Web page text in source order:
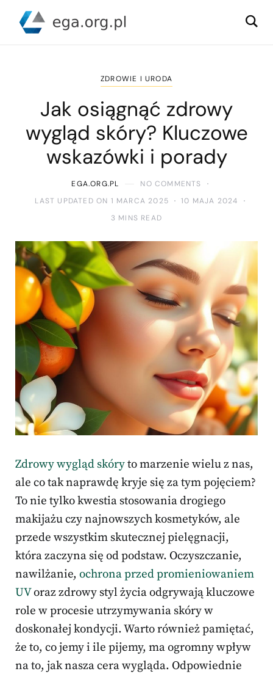
ZDROWIE I URODA
Jak osiągnąć zdrowy
wygląd skóry? Kluczowe
wskazówki i porady
EGA.ORG.PL
NO COMMENTS
LAST UPDATED ON 1 MARCA 2025
10 MAJA 2024
3 MINS READ
Zdrowy wygląd skóryto marzenie wielu z nas,
ale co tak naprawdę kryje się za tym pojęciem?
To nie tylko kwestia stosowania drogiego
makijażu czy najnowszych kosmetyków, ale
przede wszystkim skutecznej pielęgnacji,
która zaczyna się od podstaw. Oczyszczanie,
nawilżanie, ochrona przed promieniowaniem
UVoraz zdrowy styl życia odgrywają kluczowe
role w procesie utrzymywania skóry w
doskonałej kondycji. Warto również pamiętać,
że to, co jemy i ile pijemy, ma ogromny wpływ
na to, jak nasza cera wygląda. Odpowiednie